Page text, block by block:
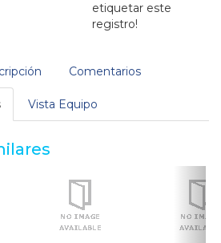
etiquetar este
registro!
Comentarios
Vista Equipo